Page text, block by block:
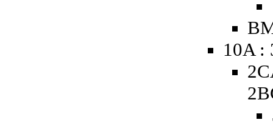
10A :